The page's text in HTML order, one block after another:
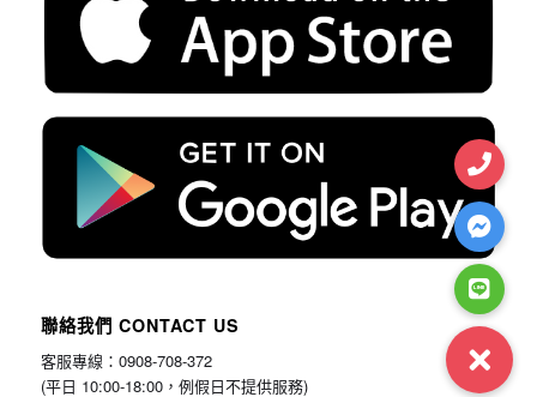
聯絡我們 CONTACT US
客服專線：0908-708-372
(平日 10:00-18:00，例假日不提供服務)